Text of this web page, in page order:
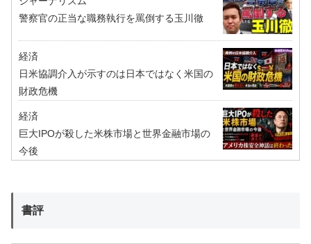
警察官の正当な職務執行を罵倒する玉川徹
経済
日米協調介入が示すのは日本ではなく米国の
財政危機
経済
巨大IPOが殺した米株市場と世界金融市場の
今後
書評